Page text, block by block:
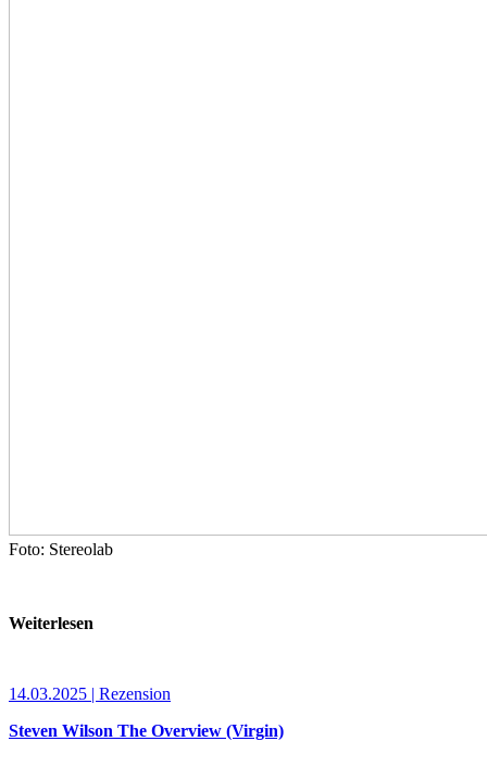
Foto: Stereolab
Weiterlesen
14.03.2025 | Rezension
Steven Wilson The Overview (Virgin)